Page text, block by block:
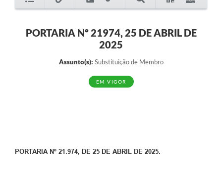
PORTARIA Nº 21974, 25 DE ABRIL DE
2025
Assunto(s): Substituição de Membro
EM VIGOR
PORTARIA Nº 21.974, DE 25 DE ABRIL DE 2025.